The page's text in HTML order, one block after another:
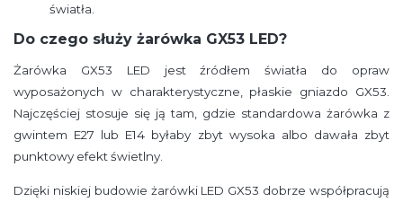
światła.
Do czego służy żarówka GX53 LED?
Żarówka GX53 LED jest źródłem światła do opraw
wyposażonych w charakterystyczne, płaskie gniazdo GX53.
Najczęściej stosuje się ją tam, gdzie standardowa żarówka z
gwintem E27 lub E14 byłaby zbyt wysoka albo dawała zbyt
punktowy efekt świetlny.
Dzięki niskiej budowie żarówki LED GX53 dobrze współpracują